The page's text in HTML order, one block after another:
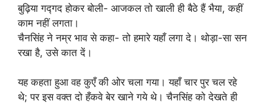
बुढ़िया गद्गद होकर बोली- आजकल तो खाली ही बैठे हैं भैया, कहीं
काम नहीं लगता।
चैनसिंह ने नम्र भाव से कहा- तो हमारे यहाँ लगा दे। थोड़ा-सा सन
रखा है, उसे कात दें।
यह कहता हुआ वह कुएँ की ओर चला गया। यहाँ चार पुर चल रहे
थे; पर इस वक्त दो हँकवे बेर खाने गये थे। चैनसिंह को देखते ही